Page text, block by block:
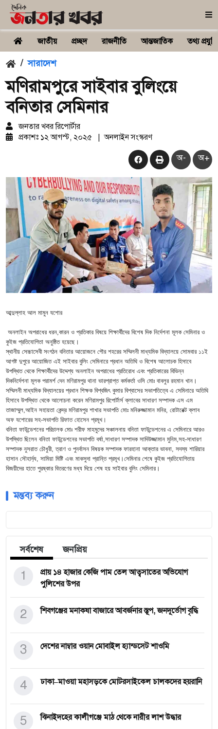
জাতীয় প্রচ্ছদ রাজনীতি আন্তজাতিক তথ্য প্রযুক্তি
/ সারাদেশ
মণিরামপুরে সাইবার বুলিংয়ে
বনিতার সেমিনার
জনতার খবর রিপোর্টার
প্রকাশঃ ১২ আগস্ট, ২০২৫ অনলাইন সংস্করণ
অ- অ+
‎আব্দুল্লাহ আল মামুন যশোর
অনলাইন অপরাধের ধরন,কারন ও প্রতিকার বিষয়ে শিক্ষার্থীদের বিশেষ দিক নির্দেশনা মূলক সেমিনার ও
কুইজ প্রতিযোগিতা অনুষ্ঠিত হয়েছে।
‎স্থানীয় সেচ্চাসেবী সংগঠন বনিতার আয়োজনে পৌর শহরের সম্মিলনী মাধ্যমিক বিদ্যালয়ে সোমবার ১১ই
আগষ্ট দুপুরে আয়োজিত এই সাইবার বুলিং সেমিনারে প্রধান অতিথি ও বিশেষ আলোচক হিসাবে
উপস্থিত থেকে শিক্ষার্থীদের উদ্দেশ্য অনলাইন অপরাধের প্রতিরোধ এবং প্রতিকারের বিভিন্ন
দিকনির্দেশনা মূলক পরামর্শ দেন মণিরামপুর থানা ভারপ্রাপ্ত কর্মকর্তা ওসি মোঃ বাবলুর রহমান খান।
‎সম্মিলনী মাধ্যমিক বিদ্যালয়ের প্রধান শিক্ষক বিশ্বজিৎ কুমার বিশ্বাসের সভাপতিত্বে এ সেমিনারে অতিথি
হিসাবে উপস্থিত থেকে আলোচনা করেন মণিরামপুর রিপোর্টার্স ক্লাবের সাধারণ সম্পাদক এস এম
তাজাম্মুল,আইন সহায়তা কেন্দ্র মণিরামপুর শাখার সভাপতি মোঃ মনিরুজ্জামান মনির, রোটারেক্ট ক্লাব
অফ যশোরের সহ-সভাপতি রিফাত হোসেন প্রমূখ।
‎বনিতা ফাউন্ডেশনের পরিচালক মোঃ শরীফ মাহমুদের সঞ্চালনায় বনিতা ফাউন্ডেশনের এ সেমিনারে আরও
উপস্থিত ছিলেন বনিতা ফাউন্ডেশনের সভাপতি বর্ষা,সাধারণ সম্পাদক সাদিউজ্জামান মুনিম,সহ-সাধারণ
সম্পাদক নুসরাত চৌধুরী, ত্রাণ ও পুনর্বাসন বিষয়ক সম্পাদক ফারহানা আক্তার ভাবনা, সদস্য শারিয়ার
হাসান সৌহার্দ্য, সামিয়া মিষ্টি এবং মাকসুদা প্রান্তি প্রমূখ।সেমিনার শেষে কুইজ প্রতিযোগিতায়
বিজয়ীদের হাতে পুরষ্কার বিতরণের মধ্য দিয়ে শেষ হয় সাইবার বুলিং সেমিনার।
মন্তব্য করুন
সর্বশেষ জনপ্রিয়
প্রায় ১৪ হাজার কেজি পাম তেল আত্বসাতের অভিযোগ
পুলিশের উপর
1
শিবগঞ্জের মনাকষা বাজারে আবর্জনার স্তূপ, জনদূর্ভোগ বৃদ্ধি
2
দেশের নাম্বার ওয়ান মোবাইল হ্যান্ডসেট শাওমি
3
ঢাকা–মাওয়া মহাসড়কে মোটরসাইকেল চালকদের হয়রানি
4
ঝিনাইদহের কালীগঞ্জে মাঠ থেকে নারীর লাশ উদ্ধার
5